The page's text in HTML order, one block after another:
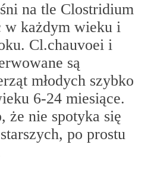
na tle Clostridium
w każdym wieku i
Cl.chauvoei i
są
młodych szybko
6-24 miesiące.
że nie spotyka się
po prostu